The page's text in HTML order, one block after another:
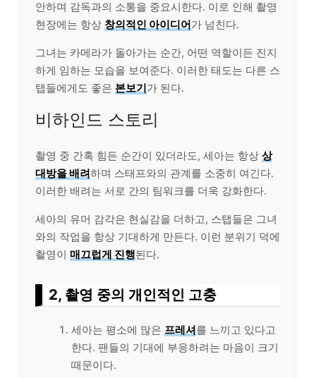
안하며 감독과의 소통을 중요시한다. 이로 인해 촬영
현장에는 항상 창의적인 아이디어가 넘친다.
그녀는 카메라가 돌아가는 순간, 어떤 역할이든 진지
하게 임하는 모습을 보여준다. 이러한 태도는 다른 스
탭들에게도 좋은 본보기가 된다.
비하인드 스토리
촬영 중 간혹 힘든 순간이 있더라도, 세아는 항상 상
대방을 배려하며 스태프와의 관계를 소중히 여긴다.
이러한 배려는 서로 간의 팀워크를 더욱 강화한다.
세아의 유머 감각은 현실감을 더하고, 스탭들은 그녀
와의 작업을 항상 기대하게 만든다. 이런 분위기 덕에
촬영이 매끄럽게 진행된다.
2, 촬영 중의 개인적인 고충
세아는 평소에 많은 프레셔를 느끼고 있다고
한다. 팬들의 기대에 부응하려는 마음이 크기
때문이다.